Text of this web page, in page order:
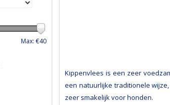
Kippenvlees is een zeer
een natuurlijke traditionele
zeer smakelijk voor honden.
Max: €40